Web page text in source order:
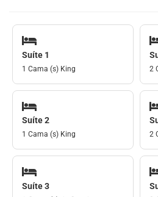
Suíte 1
1 Cama (s) King 2
Suíte 2
1 Cama (s) King 2
Suíte 3